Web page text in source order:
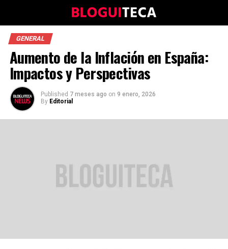
GENERAL
Aumento de la Inflación en España:
Impactos y Perspectivas
Published 7 meses ago on 9 enero, 2026
By Editorial